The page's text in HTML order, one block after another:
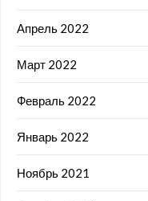
Апрель 2022
Март 2022
Февраль 2022
Январь 2022
Ноябрь 2021